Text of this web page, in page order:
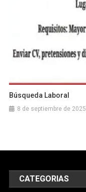
Búsqueda Laboral
8 de septiembre de 2025
CATEGORIAS